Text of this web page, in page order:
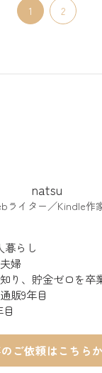
1 2
natsu
ライター／Kindle作
らし
婦
り、貯金ゼロを卒
販9年目
ご依頼はこちら